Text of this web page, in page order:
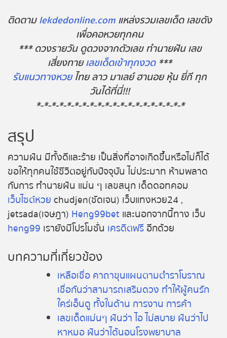
ติดตามlekdedonline.com แหล่งรวมเลขเด็ด เลขดัง
เพื่อคอหวยทุกคน
*** ดวงรายวัน ดูดวงจากตัวเลข ทำนายฝัน เลข
เสี่ยงทายเลขเด็ดเข้าทุกงวด***
รับแนวทางหวยไทย ลาว มาเลย์ ฮานอย หุ้น ยี่กี ทุก
วันได้ที่นี่!!!
*-*-*-*-*-*-*-*-*-*-*-*-*-*-*-*-*-*-*-*
สรุป
ความฝัน มีทั้งดีและร้าย เป็นสิ่งที่อาจเกิดขึ้นหรือไม่ก็ได้
ขอให้ทุกคนใช้ชีวิตอยู่กับปัจจุบัน ไม่ประมาท ห้ามพลาด
กับการ ทำนายฝัน แม่น ๆ เลขสนุก เด็ดดอทคอม
เว็บไซต์หวย chudjen(ชัดเจน) เว็บแทงหวย24 ,
jetsada(เจษฎา) Heng99bet และนอกจากนี้ทาง เว็บ
heng99 เรายังมีโปรโมชั่น เครดิตฟรี อีกด้วย
บทความที่เกี่ยวข้อง
เหลือเชื่อ คาถาขุนแผนตามตำราโบราณ
เชื่อกันว่าสามารถเสริมดวง ทำให้ผู้คนรัก
ใคร่เอ็นดู ทั้งในด้าน การงาน การค้า
เลขเด็ดแม่นๆ ฝันว่า ไอ ไม่สบาย ฝันว่าไป
หาหมอ ฝันว่าได้นอนโรงพยาบาล